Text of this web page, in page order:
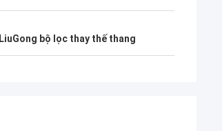
LiuGong bộ lọc thay thế thang